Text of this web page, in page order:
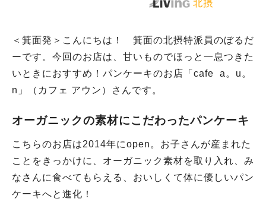
＜箕面発＞こんにちは！ 箕面の北摂特派員のぼるだ
ーです。今回のお店は、甘いものでほっと一息つきた
いときにおすすめ！パンケーキのお店「cafe a。u。
n」（カフェ アウン）さんです。
オーガニックの素材にこだわったパンケーキ
こちらのお店は2014年にopen。お子さんが産まれた
ことをきっかけに、オーガニック素材を取り入れ、み
なさんに食べてもらえる、おいしくて体に優しいパン
ケーキへと進化！